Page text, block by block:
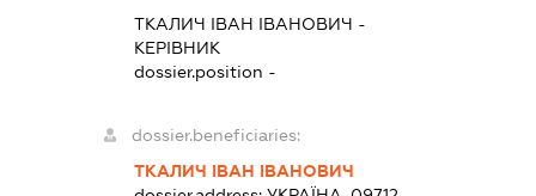
ТКАЛИЧ ІВАН ІВАНОВИЧ -
КЕРІВНИК
dossier.position -
dossier.beneficiaries:
ТКАЛИЧ ІВАН ІВАНОВИЧ